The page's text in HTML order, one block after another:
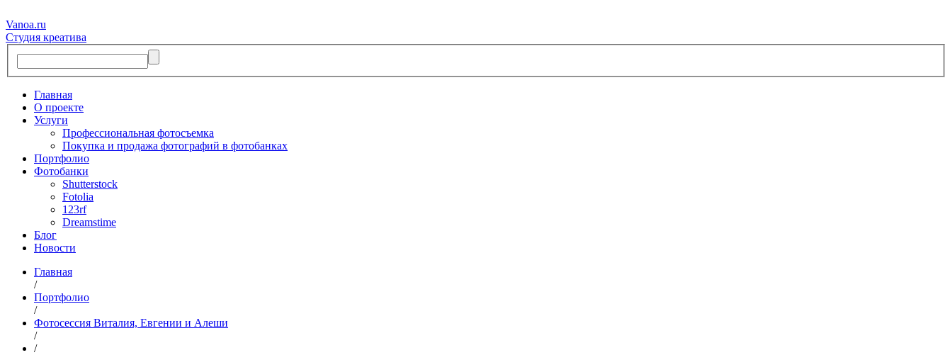
Vanoa.ru
Студия креатива
Главная
О проекте
Услуги
Профессиональная фотосъемка
Покупка и продажа фотографий в фотобанках
Портфолио
Фотобанки
Shutterstock
Fotolia
123rf
Dreamstime
Блог
Новости
Главная
/
Портфолио
/
Фотосессия Виталия, Евгении и Алеши
/
/